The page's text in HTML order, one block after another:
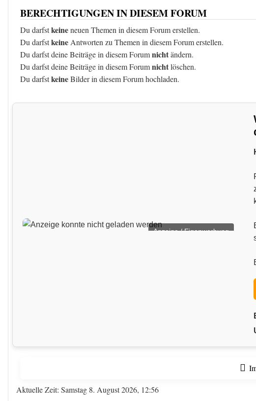
BERECHTIGUNGEN IN DIESEM FORUM
Du darfstkeineneuen Themen in diesem Forum erstellen.
Du darfstkeine Antworten zu Themen in diesem Forum erstellen.
Du darfst deine Beiträge in diesem Forumnichtändern.
Du darfst deine Beiträge in diesem Forumnichtlöschen.
Du darfstkeineBilder in diesem Forum hochladen.
Anzeige / Eigenwerbung
Aktuelle Zeit: Samstag 8. August 2026, 12:56